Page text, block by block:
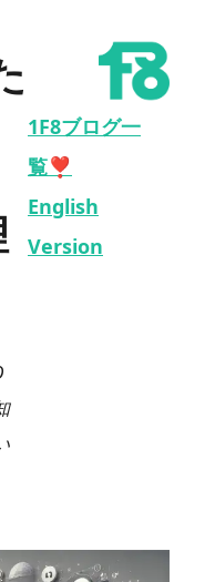
1F8ブログ一
覧❣️
English
Version